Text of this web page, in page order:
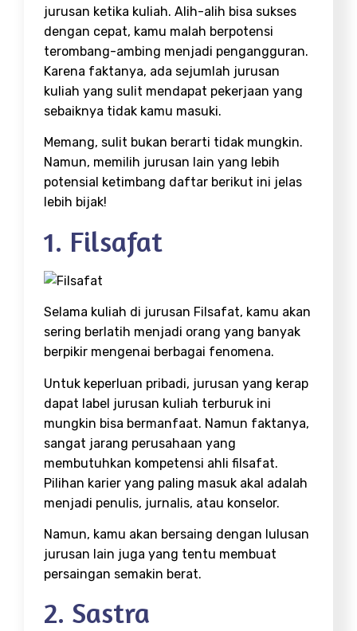
jurusan ketika kuliah. Alih-alih bisa sukses
dengan cepat, kamu malah berpotensi
terombang-ambing menjadi pengangguran.
Karena faktanya, ada sejumlah jurusan
kuliah yang sulit mendapat pekerjaan yang
sebaiknya tidak kamu masuki.
Memang, sulit bukan berarti tidak mungkin.
Namun, memilih jurusan lain yang lebih
potensial ketimbang daftar berikut ini jelas
lebih bijak!
1. Filsafat
Selama kuliah di jurusan Filsafat, kamu akan
sering berlatih menjadi orang yang banyak
berpikir mengenai berbagai fenomena.
Untuk keperluan pribadi, jurusan yang kerap
dapat label jurusan kuliah terburuk ini
mungkin bisa bermanfaat. Namun faktanya,
sangat jarang perusahaan yang
membutuhkan kompetensi ahli filsafat.
Pilihan karier yang paling masuk akal adalah
menjadi penulis, jurnalis, atau konselor.
Namun, kamu akan bersaing dengan lulusan
jurusan lain juga yang tentu membuat
persaingan semakin berat.
2. Sastra